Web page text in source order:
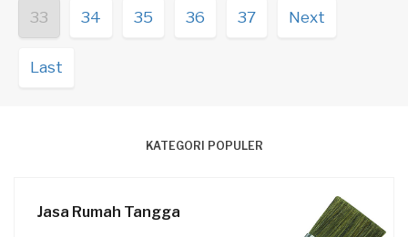
33 34 35 36 37 Next
Last
KATEGORI POPULER
Jasa Rumah Tangga